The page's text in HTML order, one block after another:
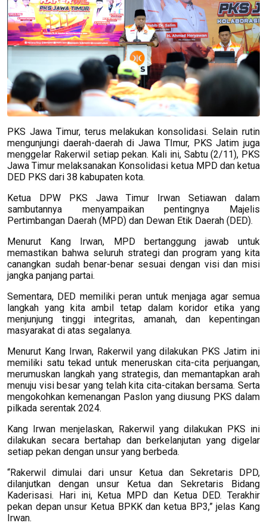
PKS Jawa Timur, terus melakukan konsolidasi. Selain rutin
mengunjungi daerah-daerah di Jawa TImur, PKS Jatim juga
menggelar Rakerwil setiap pekan. Kali ini, Sabtu (2/11), PKS
Jawa Timur melaksanakan Konsolidasi ketua MPD dan ketua
DED PKS dari 38 kabupaten kota.
Ketua DPW PKS Jawa Timur Irwan Setiawan dalam
sambutannya menyampaikan pentingnya Majelis
Pertimbangan Daerah (MPD) dan Dewan Etik Daerah (DED).
Menurut Kang Irwan, MPD bertanggung jawab untuk
memastikan bahwa seluruh strategi dan program yang kita
canangkan sudah benar-benar sesuai dengan visi dan misi
jangka panjang partai.
Sementara, DED memiliki peran untuk menjaga agar semua
langkah yang kita ambil tetap dalam koridor etika yang
menjunjung tinggi integritas, amanah, dan kepentingan
masyarakat di atas segalanya.
Menurut Kang Irwan, Rakerwil yang dilakukan PKS Jatim ini
memiliki satu tekad untuk meneruskan cita-cita perjuangan,
merumuskan langkah yang strategis, dan memantapkan arah
menuju visi besar yang telah kita cita-citakan bersama. Serta
mengokohkan kemenangan Paslon yang diusung PKS dalam
pilkada serentak 2024.
Kang Irwan menjelaskan, Rakerwil yang dilakukan PKS ini
dilakukan secara bertahap dan berkelanjutan yang digelar
setiap pekan dengan unsur yang berbeda.
“Rakerwil dimulai dari unsur Ketua dan Sekretaris DPD,
dilanjutkan dengan unsur Ketua dan Sekretaris Bidang
Kaderisasi. Hari ini, Ketua MPD dan Ketua DED. Terakhir
pekan depan unsur Ketua BPKK dan ketua BP3,” jelas Kang
Irwan.